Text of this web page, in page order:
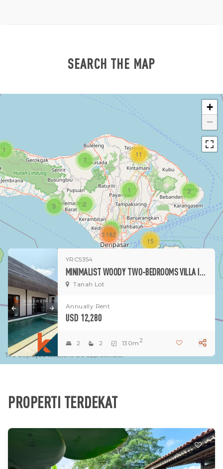
SEARCH THE MAP
1
1
1
3
7
2
15
11
3182
2
+
−
The displayed locations are approximate.
YRC5354
MINIMALIST WOODY TWO-BEDROOMS VILLA IN TANAH LOT
Tanah Lot
Annually Rent
USD 12,280
2 2 130m2
PROPERTI TERDEKAT